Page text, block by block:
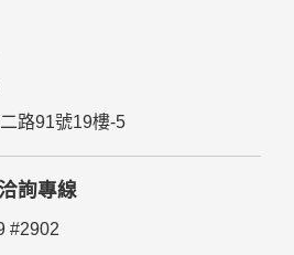
路91號19樓-5
詢專線
#2902